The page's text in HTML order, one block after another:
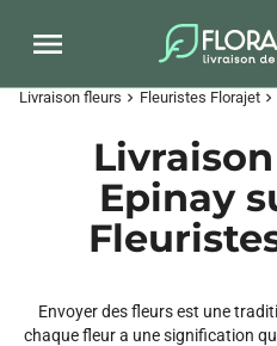
Livraison fleurs chevron_right Fleuristes Florajet chevron_right
Epinay
Envoyer des fleurs est une
chaque fleur a une signification